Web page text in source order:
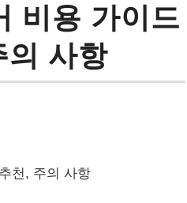
비용 가이드
의 사항
천, 주의 사항